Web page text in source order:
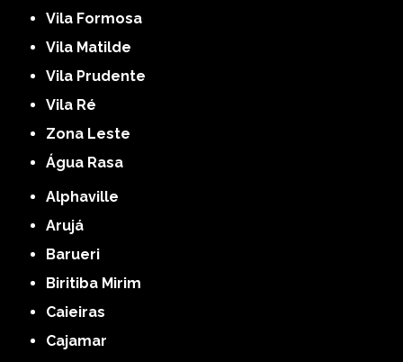
Vila Formosa
Vila Matilde
Vila Prudente
Vila Ré
Zona Leste
Água Rasa
Alphaville
Arujá
Barueri
Biritiba Mirim
Caieiras
Cajamar